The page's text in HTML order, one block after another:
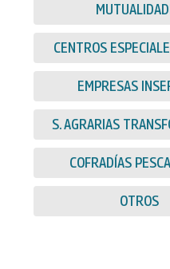
CENTROS
EMPRESAS
S. AGRARIAS
COFRADÍAS
OTROS